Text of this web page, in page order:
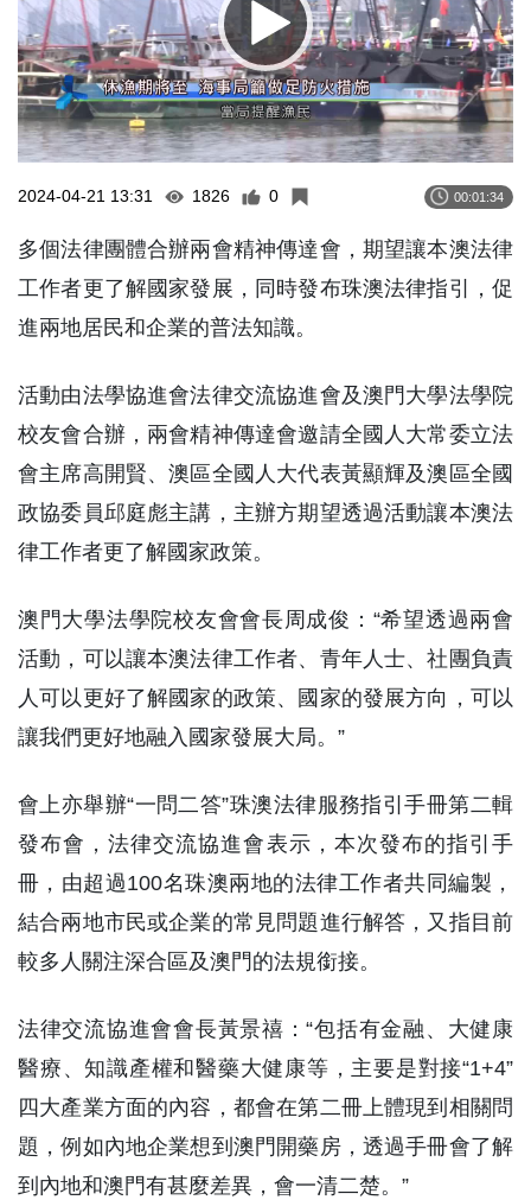
2024-04-21 13:31 1826 0 00:01:34
多個法律團體合辦兩會精神傳達會，期望讓本澳法律
工作者更了解國家發展，同時發布珠澳法律指引，促
進兩地居民和企業的普法知識。
活動由法學協進會法律交流協進會及澳門大學法學院
校友會合辦，兩會精神傳達會邀請全國人大常委立法
會主席高開賢、澳區全國人大代表黃顯輝及澳區全國
政協委員邱庭彪主講，主辦方期望透過活動讓本澳法
律工作者更了解國家政策。
澳門大學法學院校友會會長周成俊：“希望透過兩會
活動，可以讓本澳法律工作者、青年人士、社團負責
人可以更好了解國家的政策、國家的發展方向，可以
讓我們更好地融入國家發展大局。”
會上亦舉辦“一問二答”珠澳法律服務指引手冊第二輯
發布會，法律交流協進會表示，本次發布的指引手
冊，由超過100名珠澳兩地的法律工作者共同編製，
結合兩地市民或企業的常見問題進行解答，又指目前
較多人關注深合區及澳門的法規銜接。
法律交流協進會會長黃景禧：“包括有金融、大健康
醫療、知識產權和醫藥大健康等，主要是對接“1+4”
四大產業方面的內容，都會在第二冊上體現到相關問
題，例如內地企業想到澳門開藥房，透過手冊會了解
到內地和澳門有甚麼差異，會一清二楚。”